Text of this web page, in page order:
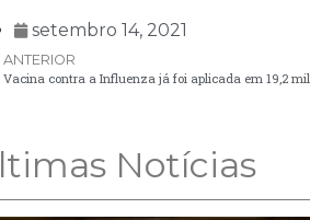
setembro 14, 2021
ANTERIOR
Vacina contra a Influenza já foi aplicada em 19,2
Notícias